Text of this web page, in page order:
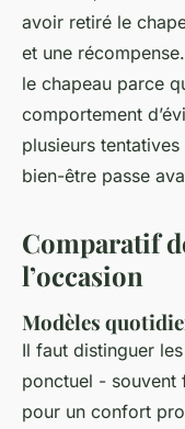
avoir retiré le
et une
le chapeau parce
comportement
plusieurs
bien-être passe
Comparatif
l’occasion
Modèles
Il faut distinguer
ponctuel - souvent
pour un confort